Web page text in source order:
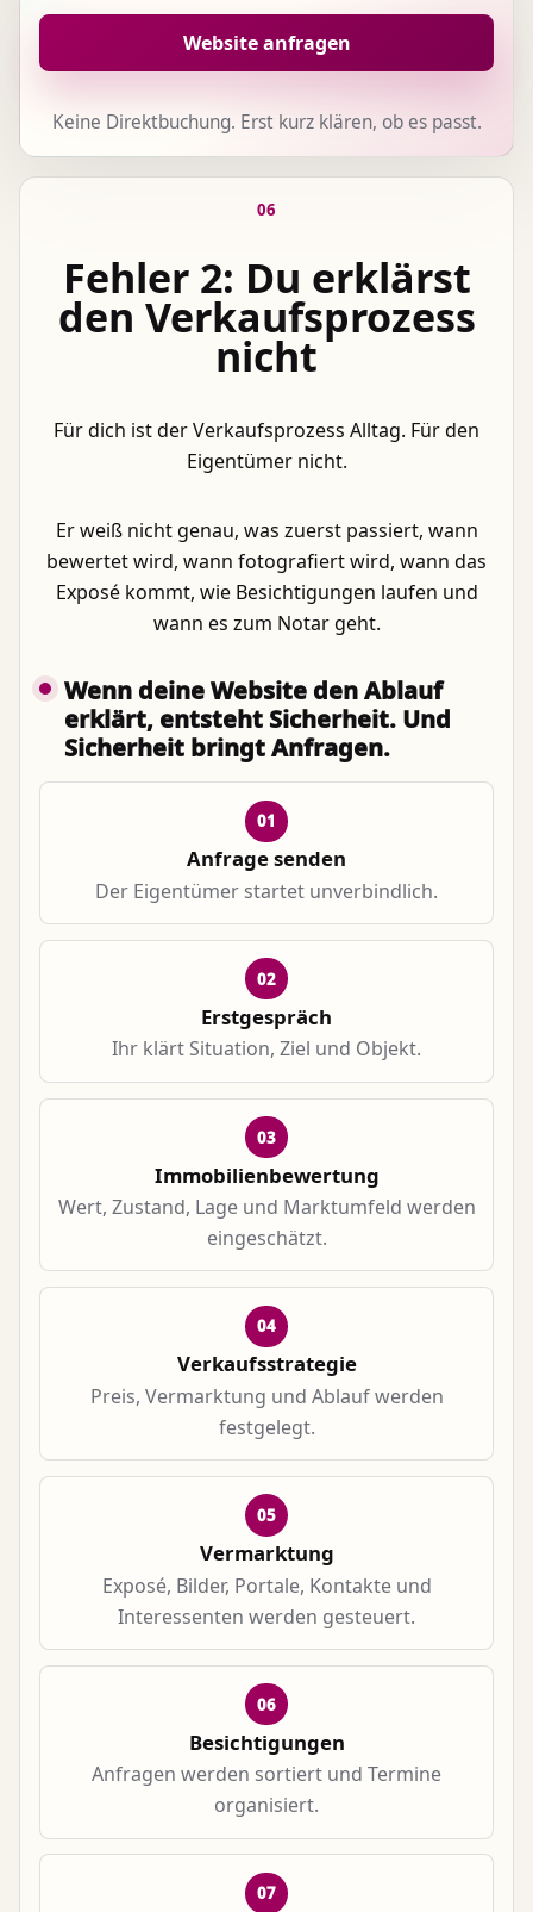
Website anfragen
Keine Direktbuchung. Erst kurz klären, ob es passt.
06
Fehler 2: Du erklärst
den Verkaufsprozess
nicht
Für dich ist der Verkaufsprozess Alltag. Für den
Eigentümer nicht.
Er weiß nicht genau, was zuerst passiert, wann
bewertet wird, wann fotografiert wird, wann das
Exposé kommt, wie Besichtigungen laufen und
wann es zum Notar geht.
Wenn deine Website den Ablauf
erklärt, entsteht Sicherheit. Und
Sicherheit bringt Anfragen.
01
Anfrage senden
Der Eigentümer startet unverbindlich.
02
Erstgespräch
Ihr klärt Situation, Ziel und Objekt.
03
Immobilienbewertung
Wert, Zustand, Lage und Marktumfeld werden
eingeschätzt.
04
Verkaufsstrategie
Preis, Vermarktung und Ablauf werden
festgelegt.
05
Vermarktung
Exposé, Bilder, Portale, Kontakte und
Interessenten werden gesteuert.
06
Besichtigungen
Anfragen werden sortiert und Termine
organisiert.
07